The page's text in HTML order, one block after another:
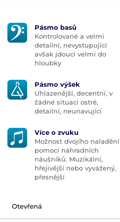
Pásmo basů
Kontrolované a velmi
detailní, nevystupující
avšak jdoucí velmi do
hloubky
Pásmo výšek
Uhlazenější, decentní, v
žádné situaci ostré,
detailní, neunavující
Více o zvuku
Možnost dvojího naladění
pomocí náhradních
náušníků. Muzikální,
hřejivější nebo vyvážený,
přesnější
Otevřená